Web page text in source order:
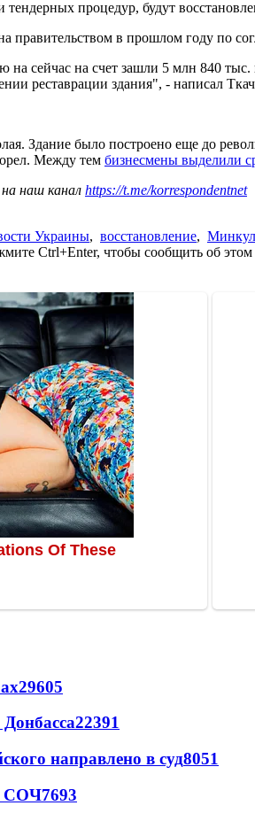
тендерных процедур, будут
правительством в прошлом году по
сейчас на счет зашли 5 млн 840
реставрации здания", - написал
Здание было построено еще до
Между тем бизнесмены выделили
наш канал https://t.me/korrespondentnet
Украины, восстановление,
Ctrl+Enter, чтобы сообщить об этом
29605
22391
направлено в суд8051
СОЧ7693